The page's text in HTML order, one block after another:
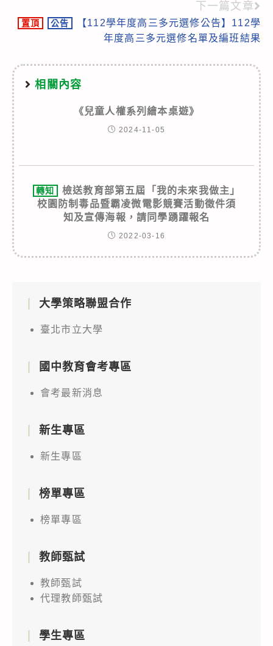
下一篇文章
置頂 公告
【112學年度高三多元選修公告】112學
年度高三多元選修名單及編班結果
相關內容
《兒童人權系列繪本桌遊》
2024-11-05
轉知
檢送教育部第五屆「我的未來我做主」
校園防制毒品暨霸凌微電影競賽活動徵件須
知及宣傳海報，請同學踴躍報名
2022-03-16
大學策略聯盟合作
臺北市立大學
國中教育會考專區
會考最新消息
新生專區
新生專區
榜單專區
榜單專區
教師甄試
教師甄試
代理教師甄試
學生專區